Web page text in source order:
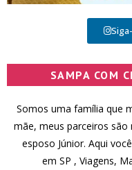
SAMPA COM
Somos uma família que
mãe, meus parceiros
esposo Júnior. Aqui
em SP , Viagens,